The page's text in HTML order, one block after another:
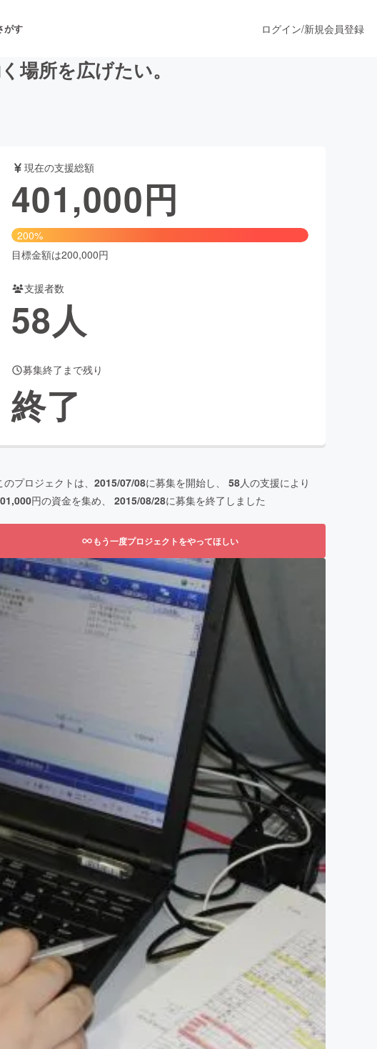
がす
ーマンス
ファッション
ヘルスケア
ログイン/新規会員登録
場所を広げたい。
現在の支援総額
401,000円
200%
目標金額は200,000円
支援者数
58人
募集終了まで残り
終了
のプロジェクトは、 2015/07/08に募集を開始し、 58人の支援により
円の資金を集め、 2015/08/28に募集を終了しました
もう一度プロジェクトをやってほしい